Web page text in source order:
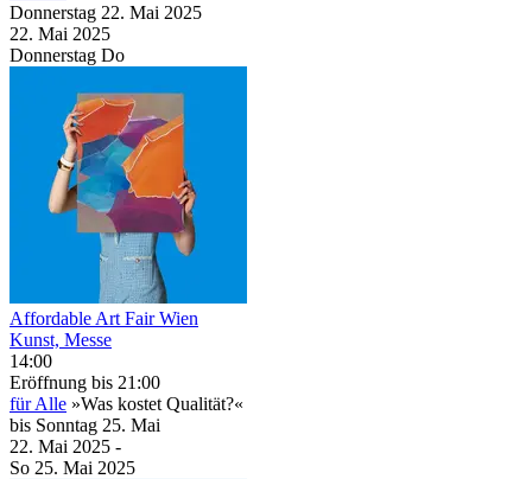
Donnerstag 22. Mai 2025
22. Mai 2025
Donnerstag Do
Affordable Art Fair Wien
Kunst, Messe
14:00
Eröffnung bis 21:00
für Alle »Was kostet Qualität?«
bis Sonntag 25. Mai
22. Mai 2025 -
So 25. Mai 2025